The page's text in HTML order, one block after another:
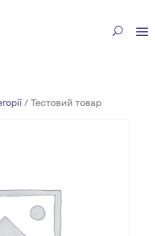
/ Тестовий товар